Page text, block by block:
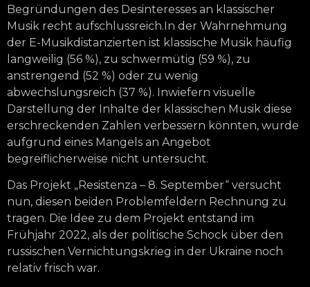
Begründungen des Desinteresses an klassischer
Musik recht aufschlussreich.In der Wahrnehmung
der E-Musikdistanzierten ist klassische Musik häufig
langweilig (56 %), zu schwermütig (59 %), zu
anstrengend (52 %) oder zu wenig
abwechslungsreich (37 %). Inwiefern visuelle
Darstellung der Inhalte der klassischen Musik diese
erschreckenden Zahlen verbessern könnten, wurde
aufgrund eines Mangels an Angebot
begreiflicherweise nicht untersucht.
Das Projekt „Resistenza – 8. September“ versucht
nun, diesen beiden Problemfeldern Rechnung zu
tragen. Die Idee zu dem Projekt entstand im
Frühjahr 2022, als der politische Schock über den
russischen Vernichtungskrieg in der Ukraine noch
relativ frisch war.